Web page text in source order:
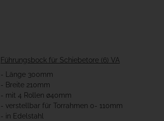
Führungsbock für Schiebetore (6) VA
- Länge 300mm
- Breite 210mm
- mit 4 Rollen ø40mm
- verstellbar für Torrahmen 0- 110mm
- in Edelstahl